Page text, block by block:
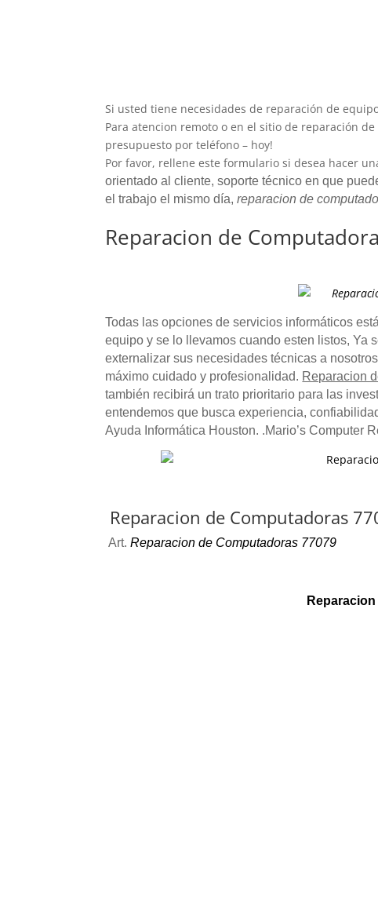
Si usted tiene necesidades de reparación de
Para atencion remoto o en el sitio de reparación
presupuesto por teléfono – hoy!
Por favor, rellene este formulario si desea hacer
orientado al cliente, soporte técnico en que
el trabajo el mismo día,reparacion de
Reparacion de
Todas las opciones de servicios informáticos
equipo y se lo llevamos cuando esten listos, Ya
externalizar sus necesidades técnicas a
máximo cuidado y profesionalidad. Reparacion
también recibirá un trato prioritario para las
entendemos que busca experiencia,
Ayuda Informática Houston. .Mario’s Computer
Reparacion de Computadoras
Art.Reparacion de Computadoras 77079